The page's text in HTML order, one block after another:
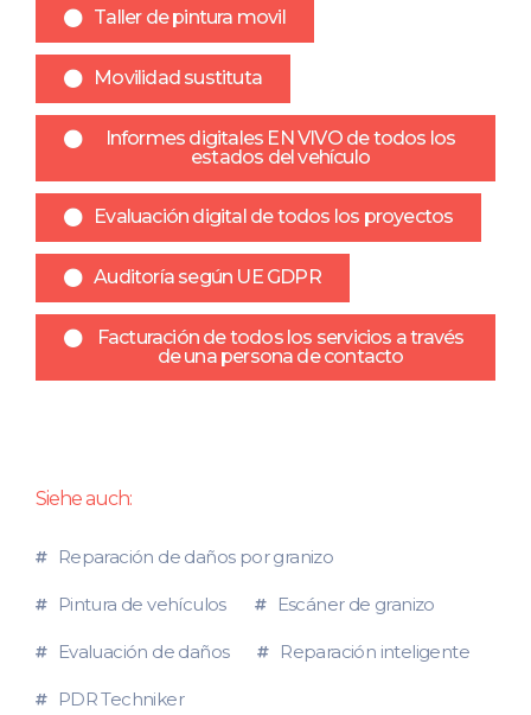
Taller de pintura movil
Movilidad sustituta
Informes digitales EN VIVO de todos los
estados del vehículo
Evaluación digital de todos los proyectos
Auditoría según UE GDPR
Facturación de todos los servicios a través
de una persona de contacto
Siehe auch:
Reparación de daños por granizo
Pintura de vehículos Escáner de granizo
Evaluación de daños Reparación inteligente
PDR Techniker